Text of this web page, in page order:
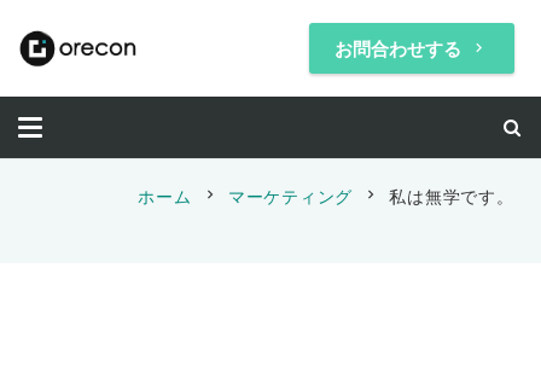
お問合わせする keyboard_arrow_right
ホーム chevron_right マーケティング chevron_right 私は無学です。